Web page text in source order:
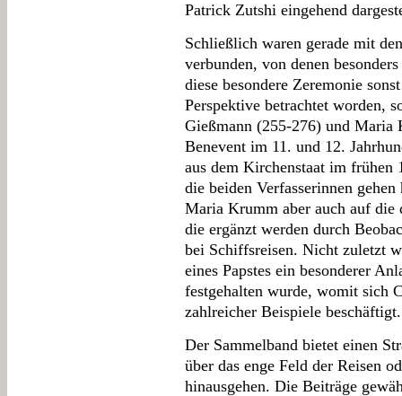
Patrick Zutshi eingehend
Schließlich waren gerade mit
verbunden, von denen
diese besondere Zeremonie
Perspektive betrachtet worden,
Gießmann (255-276) und Maria
Benevent im 11. und 12.
aus dem Kirchenstaat im frühen
die beiden Verfasserinnen
Maria Krumm aber auch auf die
die ergänzt werden durch
bei Schiffsreisen. Nicht zuletzt
eines Papstes ein besonderer
festgehalten wurde, womit sich
zahlreicher Beispiele beschäftigt.
Der Sammelband bietet einen
über das enge Feld der Reisen
hinausgehen. Die Beiträge